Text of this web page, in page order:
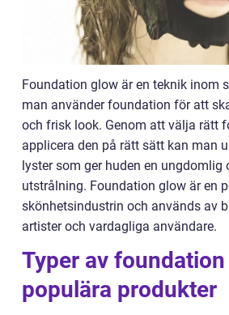
Foundation glow är en teknik inom
man använder foundation för att
och frisk look. Genom att välja rätt
applicera den på rätt sätt kan man
lyster som ger huden en ungdomlig
utstrålning. Foundation glow är en
skönhetsindustrin och används av
artister och vardagliga användare.
Typer av
populära produkter